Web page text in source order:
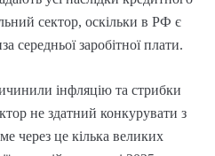
сектор, оскільки в РФ є
середньої заробітної плати.
інфляцію та стрибки
не здатний конкурувати з
через це кілька великих